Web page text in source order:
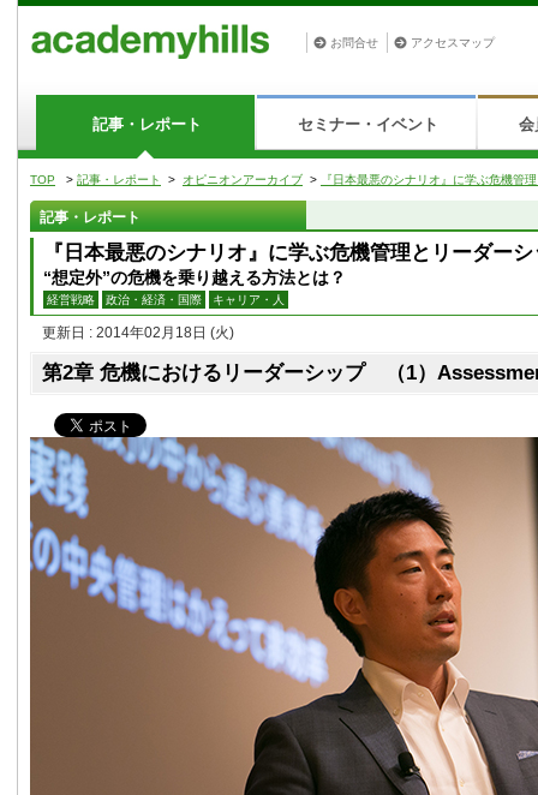
お問合せ アクセスマップ
記事・レポート セミナー・イベント 会
TOP > 記事・レポート > オピニオンアーカイブ > 『日本最悪のシナリオ』に学ぶ危機管
記事・レポート
『日本最悪のシナリオ』に学ぶ危機管理とリーダー
“想定外”の危機を乗り越える方法とは？
経営戦略 政治・経済・国際 キャリア・人
更新日 : 2014年02月18日 (火)
第2章 危機におけるリーダーシップ （1）